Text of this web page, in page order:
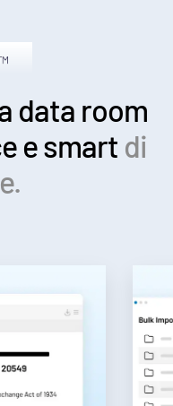
data room
e smart di